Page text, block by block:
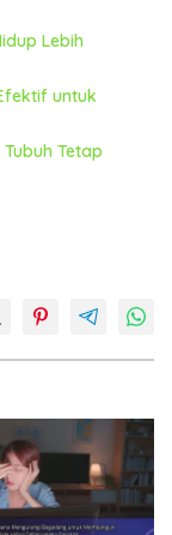
Lebih
untuk
Tetap